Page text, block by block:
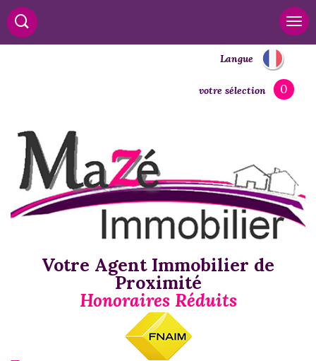
Langue
votre sélection 0
Votre Agent Immobilier de
Proximité
Honoraires Réduits